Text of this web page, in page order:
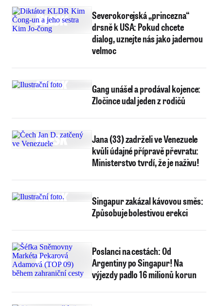
Severokorejská „princezna“
drsně k USA: Pokud chcete
dialog, uznejte nás jako jadernou
velmoc
Gang unášel a prodával kojence:
Zločince udal jeden z rodičů
Jana (33) zadrželi ve Venezuele
kvůli údajné přípravě převratu:
Ministerstvo tvrdí, že je naživu!
Singapur zakázal kávovou směs:
Způsobuje bolestivou erekci
Poslanci na cestách: Od
Argentiny po Singapur! Na
výjezdy padlo 16 milionů korun